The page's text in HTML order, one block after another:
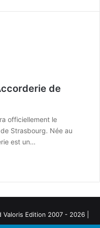
de
officiellement le
Strasbourg. Née au
est un…
Edition 2007 - 2026 |